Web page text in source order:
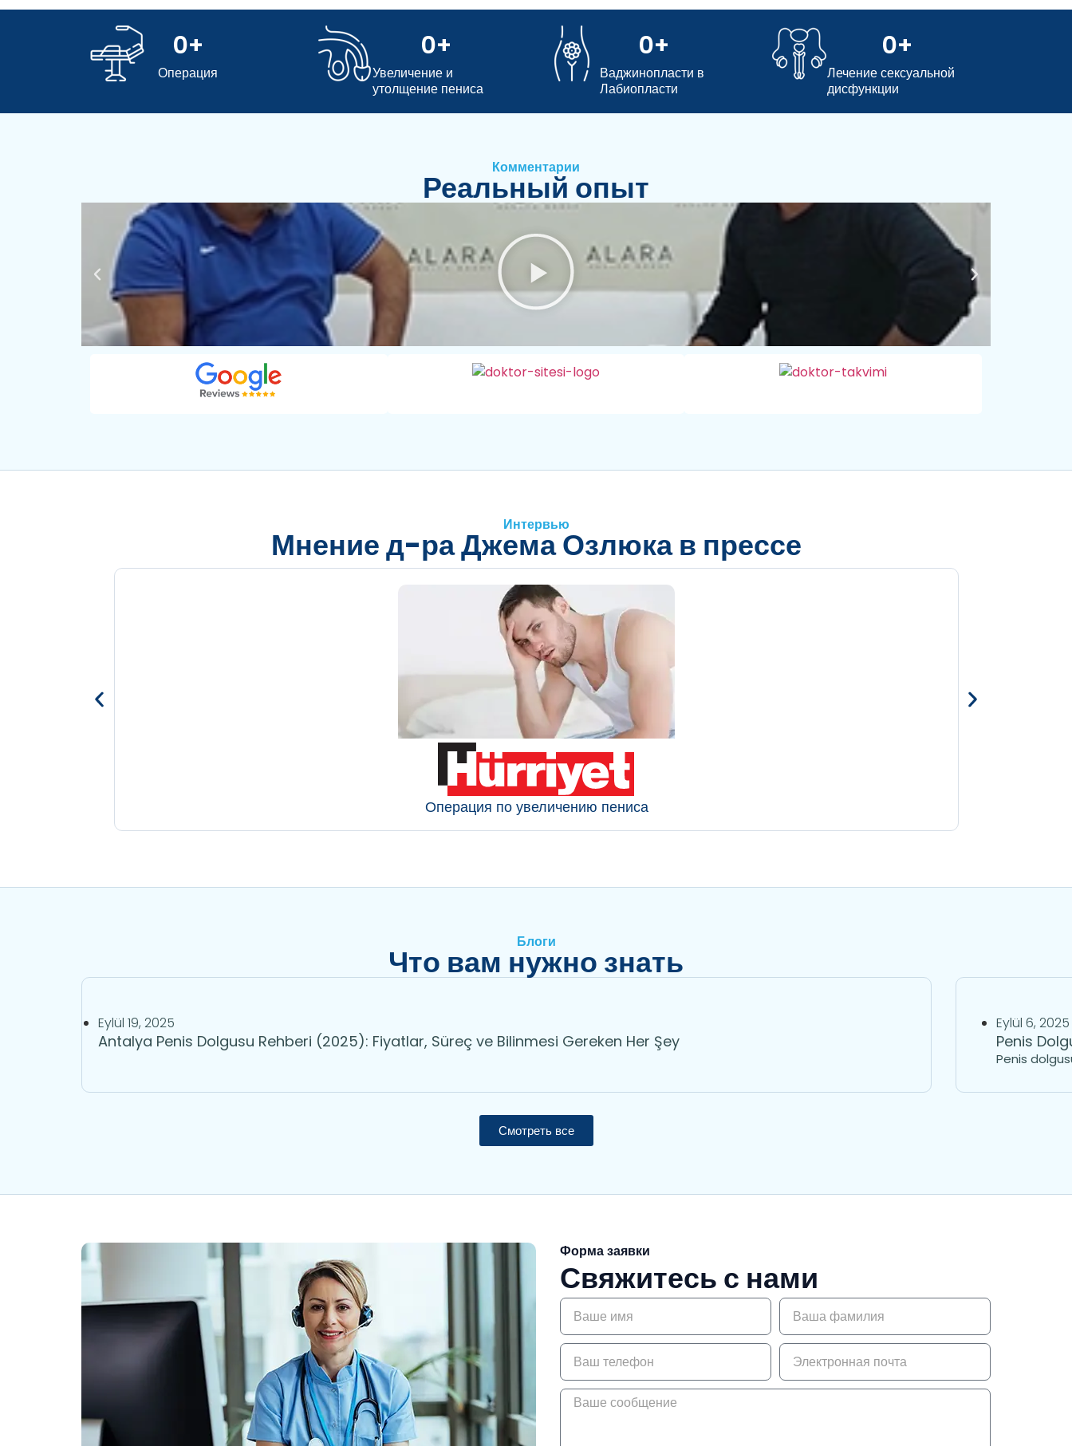
Операция
0+
Увеличение и
утолщение пениса
0+
Ваджинопласти в
Лабиопласти
0+
Лечение сексуальной
дисфункции
0+
Комментарии
Реальный опыт
Интервью
Мнение д-ра Джема Озлюка в прессе
Операция по увеличению пениса
Блоги
Что вам нужно знать
Eylül 19, 2025
Antalya Penis Dolgusu Rehberi (2025): Fiyatlar, Süreç ve Bilinmesi Gereken Her Şey
Eylül 6, 2025
Penis
Penis
Смотреть все
Форма заявки
Свяжитесь с нами